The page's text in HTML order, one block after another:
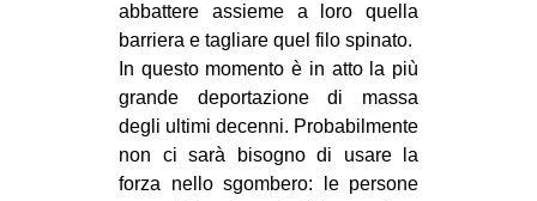
abbattere assieme a loro quella
barriera e tagliare quel filo spinato.
In questo momento è in atto la più
grande deportazione di massa
degli ultimi decenni. Probabilmente
non ci sarà bisogno di usare la
forza nello sgombero: le persone